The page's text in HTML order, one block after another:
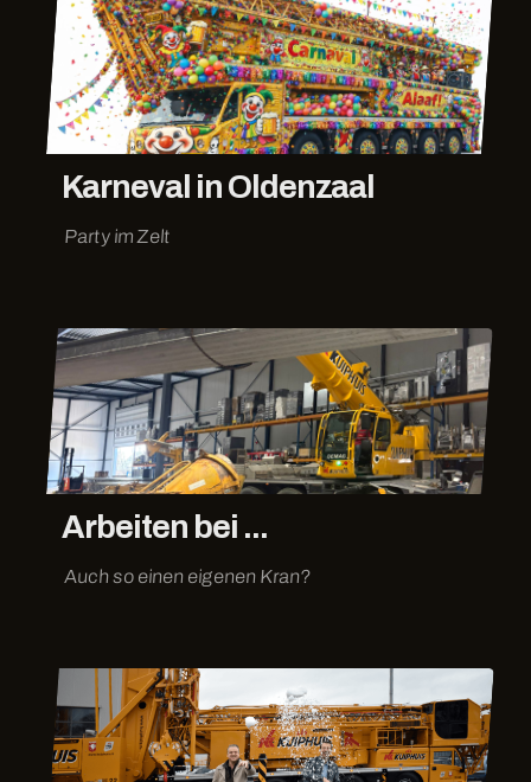
Karneval in Oldenzaal
Party im Zelt
Arbeiten bei ...
Auch so einen eigenen Kran?